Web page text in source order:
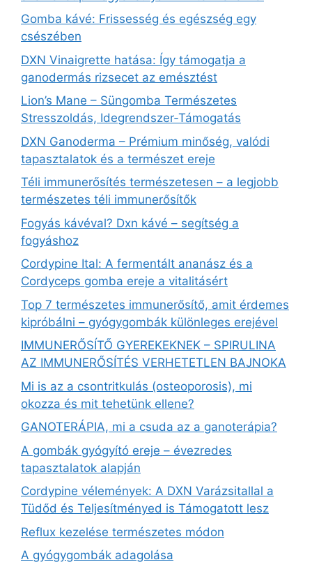
Gomba kávé: Frissesség és egészség egy
csészében
DXN Vinaigrette hatása: Így támogatja a
ganodermás rizsecet az emésztést
Lion’s Mane – Süngomba Természetes
Stresszoldás, Idegrendszer‑Támogatás
DXN Ganoderma – Prémium minőség, valódi
tapasztalatok és a természet ereje
Téli immunerősítés természetesen – a legjobb
természetes téli immunerősítők
Fogyás kávéval? Dxn kávé – segítség a
fogyáshoz
Cordypine Ital: A fermentált ananász és a
Cordyceps gomba ereje a vitalitásért
Top 7 természetes immunerősítő, amit érdemes
kipróbálni – gyógygombák különleges erejével
IMMUNERŐSÍTŐ GYEREKEKNEK – SPIRULINA
AZ IMMUNERŐSÍTÉS VERHETETLEN BAJNOKA
Mi is az a csontritkulás (osteoporosis), mi
okozza és mit tehetünk ellene?
GANOTERÁPIA, mi a csuda az a ganoterápia?
A gombák gyógyító ereje – évezredes
tapasztalatok alapján
Cordypine vélemények: A DXN Varázsitallal a
Tüdőd és Teljesítményed is Támogatott lesz
Reflux kezelése természetes módon
A gyógygombák adagolása